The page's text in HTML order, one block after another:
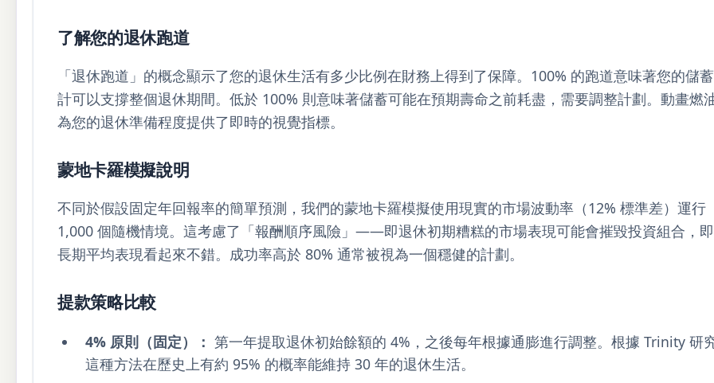
了解您的退休跑道
「退休跑道」的概念顯示了您的退休生活有多少比例在財務上得到了保障。100% 的跑道意味著您的儲
計可以支撐整個退休期間。低於 100% 則意味著儲蓄可能在預期壽命之前耗盡，需要調整計劃。動畫燃
為您的退休準備程度提供了即時的視覺指標。
蒙地卡羅模擬說明
不同於假設固定年回報率的簡單預測，我們的蒙地卡羅模擬使用現實的市場波動率（12% 標準差）運行
1,000 個隨機情境。這考慮了「報酬順序風險」——即退休初期糟糕的市場表現可能會摧毀投資組合，
長期平均表現看起來不錯。成功率高於 80% 通常被視為一個穩健的計劃。
提款策略比較
4% 原則（固定）： 第一年提取退休初始餘額的 4%，之後每年根據通膨進行調整。根據 Trinity 研
這種方法在歷史上有約 95% 的概率能維持 30 年的退休生活。